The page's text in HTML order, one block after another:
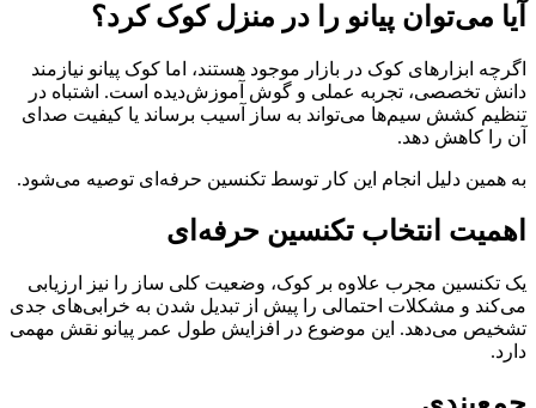
آیا می‌توان پیانو را در منزل کوک کرد؟
اگرچه ابزارهای کوک در بازار موجود هستند، اما کوک پیانو نیازمند
دانش تخصصی، تجربه عملی و گوش آموزش‌دیده است. اشتباه در
تنظیم کشش سیم‌ها می‌تواند به ساز آسیب برساند یا کیفیت صدای
آن را کاهش دهد.
به همین دلیل انجام این کار توسط تکنسین حرفه‌ای توصیه می‌شود.
اهمیت انتخاب تکنسین حرفه‌ای
یک تکنسین مجرب علاوه بر کوک، وضعیت کلی ساز را نیز ارزیابی
می‌کند و مشکلات احتمالی را پیش از تبدیل شدن به خرابی‌های جدی
تشخیص می‌دهد. این موضوع در افزایش طول عمر پیانو نقش مهمی
دارد.